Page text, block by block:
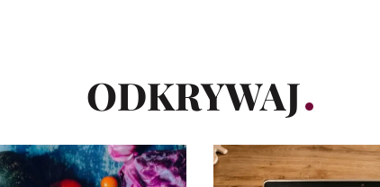
ODKRYWAJ